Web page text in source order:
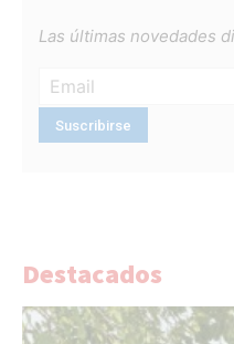
Las últimas novedades
Destacados